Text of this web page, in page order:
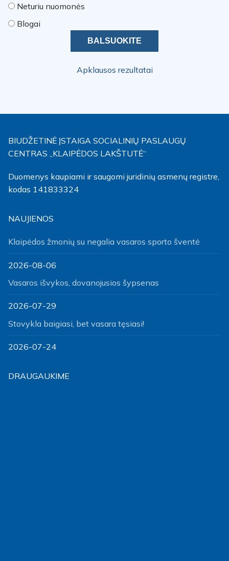
Neturiu nuomonės
Blogai
Apklausos rezultatai
BIUDŽETINĖ ĮSTAIGA SOCIALINIŲ PASLAUGŲ
CENTRAS „KLAIPĖDOS LAKŠTUTĖ“
Duomenys kaupiami ir saugomi juridinių asmenų registre,
kodas 141833324
NAUJIENOS
Klaipėdos žmonių su negalia vasaros sporto šventė
2026-08-06
Vasaros išvykos, dovanojusios šypsenas
2026-07-29
Stovykla baigiasi, bet vasara tęsiasi!
2026-07-24
DRAUGAUKIME